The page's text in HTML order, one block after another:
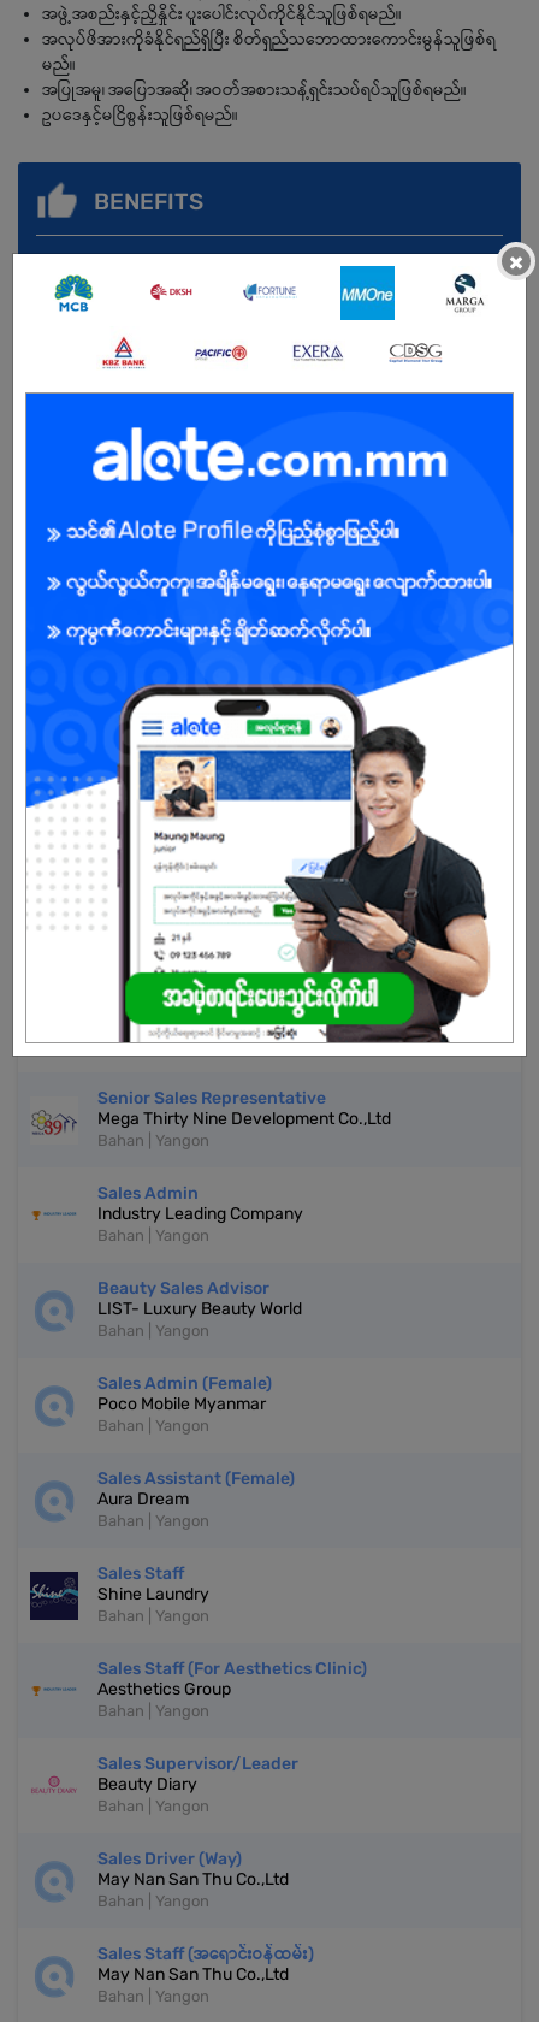
အဖွဲ့အစည်းနှင့်ညှိနှိုင်း ပူးပေါင်းလုပ်ကိုင်နိုင်သူဖြစ်ရမည်။
အလုပ်ဖိအားကိုခံနိုင်ရည်ရှိပြီး စိတ်ရှည်သဘောထားကောင်းမွန်သူဖြစ်ရ
မည်။
အပြုအမူ၊ အပြောအဆို၊ အဝတ်အစားသန့်ရှင်းသပ်ရပ်သူဖြစ်ရမည်။
ဥပဒေနှင့်မငြိစွန်းသူဖြစ်ရမည်။
BENEFITS
.
Open To : Female
Already Expired
Don't have an account?
REGISTER NOW!
More Similar Jobs
Online Sales Supervisor
Prime Looks Apparel
Bahan | Yangon
Senior Sales Representative
Mega Thirty Nine Development Co.,Ltd
Bahan | Yangon
Sales Admin
Industry Leading Company
Bahan | Yangon
Beauty Sales Advisor
LIST- Luxury Beauty World
Bahan | Yangon
Sales Admin (Female)
Poco Mobile Myanmar
Bahan | Yangon
Sales Assistant (Female)
Aura Dream
Bahan | Yangon
Sales Staff
Shine Laundry
Bahan | Yangon
Sales Staff (For Aesthetics Clinic)
Aesthetics Group
Bahan | Yangon
Sales Supervisor/Leader
Beauty Diary
Bahan | Yangon
Sales Driver (Way)
May Nan San Thu Co.,Ltd
Bahan | Yangon
Sales Staff (အရောင်းဝန်ထမ်း)
May Nan San Thu Co.,Ltd
Bahan | Yangon
×